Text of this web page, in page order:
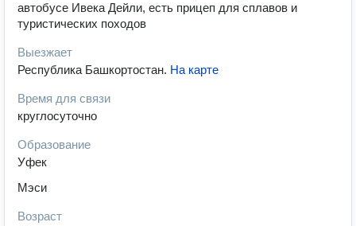
автобусе Ивека Дейли, есть прицеп для сплавов и
туристических походов
Выезжает
Республика Башкортостан. На карте
Время для связи
круглосуточно
Образование
Уфек
Мэси
Возраст